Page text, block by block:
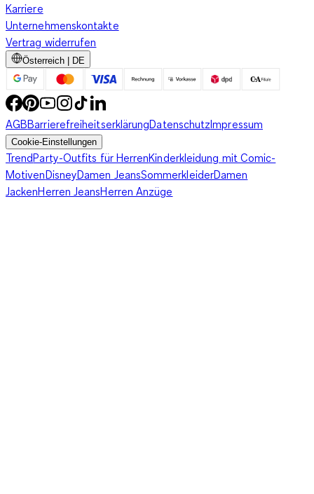
Karriere
Unternehmenskontakte
Vertrag widerrufen
Österreich | DE
AGBBarrierefreiheitserklärungDatenschutzImpressum
Cookie-Einstellungen
TrendParty-Outfits für HerrenKinderkleidung mit Comic-
MotivenDisneyDamen JeansSommerkleiderDamen
JackenHerren JeansHerren Anzüge